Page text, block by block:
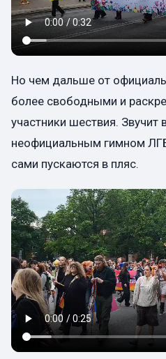
Но чем дальше от
более свободными и
участники шествия.
неофициальным гимном
сами пускаются в пляс.